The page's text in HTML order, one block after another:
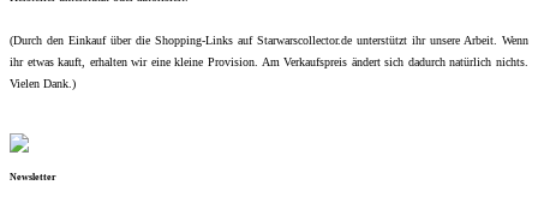
(Durch den Einkauf über die Shopping-Links auf Starwarscollector.de unterstützt ihr unsere Arbeit. Wenn
ihr etwas kauft, erhalten wir eine kleine Provision. Am Verkaufspreis ändert sich dadurch natürlich nichts.
Vielen Dank.)
Newsletter